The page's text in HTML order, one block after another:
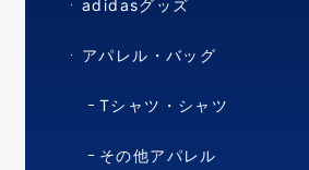
adidasグッズ
アパレル・バッグ
Tシャツ・シャツ
その他アパレル